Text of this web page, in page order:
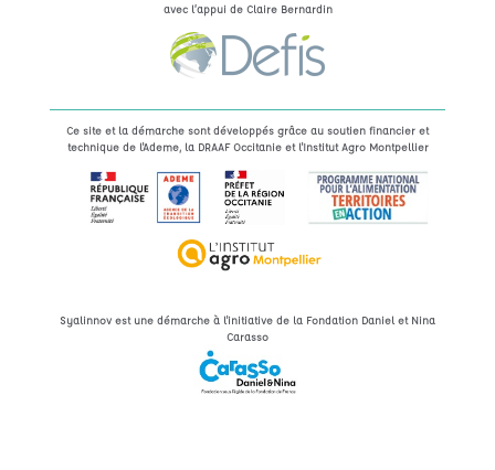
avec l’appui de Claire Bernardin
Ce site et la démarche sont développés grâce au soutien financier et
technique de l'Ademe, la DRAAF Occitanie et l'Institut Agro Montpellier
Syalinnov est une démarche à l'initiative de la Fondation Daniel et Nina
Carasso